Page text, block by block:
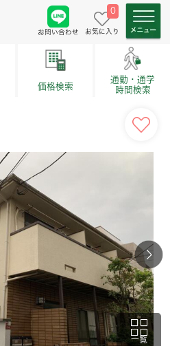
お問い合わせ
0
お気に入り
価格検索
通勤・通学
時間検索
一覧